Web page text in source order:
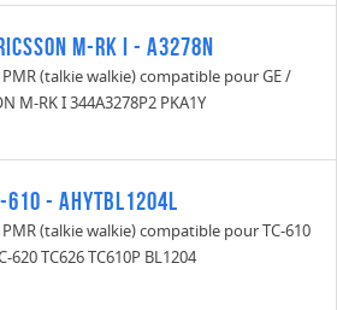
M-RK I - A3278N
(talkie walkie) compatible pour GE /
M-RK I 344A3278P2 PKA1Y
610 - AHYTBL1204L
(talkie walkie) compatible pour TC-610
620 TC626 TC610P BL1204